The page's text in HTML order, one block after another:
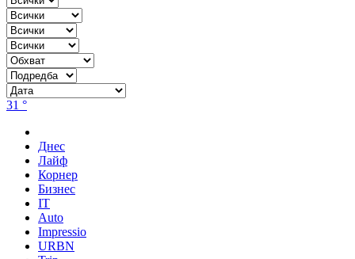
31 °
Днес
Лайф
Корнер
Бизнес
IT
Auto
Impressio
URBN